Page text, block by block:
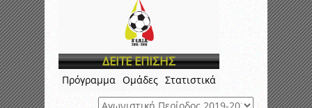
ΔΕΙΤΕ ΕΠΙΣΗΣ
Πρόγραμμα Ομάδες Στατιστικά